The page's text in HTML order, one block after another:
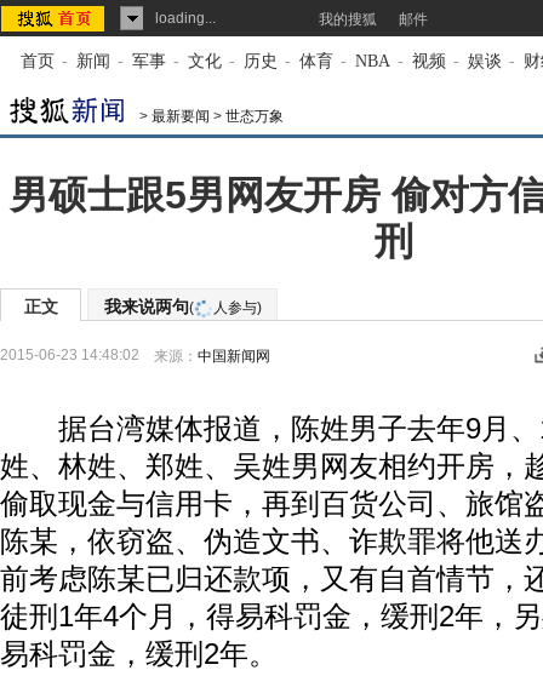
loading... 我的搜狐 邮件
首页 - 新闻 - 军事 - 文化 - 历史 - 体育 - NBA - 视频 - 娱谈 -
> 最新要闻 > 世态万象
男硕士跟5男网友开房 偷对方
刑
正文 我来说两句( 人参与)
2015-06-23 14:48:02 来源： 中国新闻网
据台湾媒体报道，陈姓男子去年9月、
姓、林姓、郑姓、吴姓男网友相约开房，
偷取现金与信用卡，再到百货公司、旅馆
陈某，依窃盗、伪造文书、诈欺罪将他送
前考虑陈某已归还款项，又有自首情节，
徒刑1年4个月，得易科罚金，缓刑2年，
易科罚金，缓刑2年。